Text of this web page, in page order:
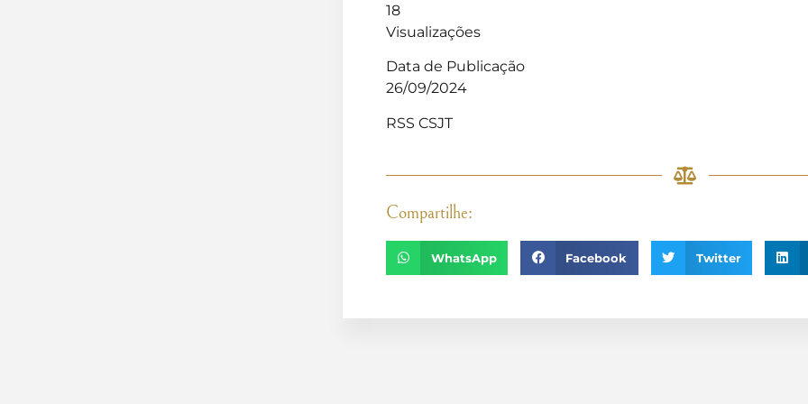
18
Visualizações
Data de Publicação
26/09/2024
RSS CSJT
Compartilhe:
WhatsApp Facebook Twitter